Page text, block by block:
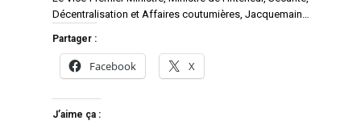
Décentralisation et Affaires coutumières, Jacquemain…
Partager :
Facebook X
J’aime ça :